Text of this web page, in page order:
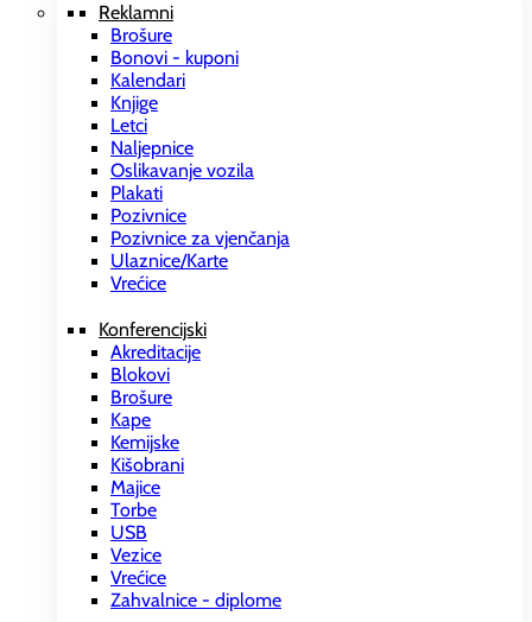
Reklamni
Brošure
Bonovi - kuponi
Kalendari
Knjige
Letci
Naljepnice
Oslikavanje vozila
Plakati
Pozivnice
Pozivnice za vjenčanja
Ulaznice/Karte
Vrećice
Konferencijski
Akreditacije
Blokovi
Brošure
Kape
Kemijske
Kišobrani
Majice
Torbe
USB
Vezice
Vrećice
Zahvalnice - diplome